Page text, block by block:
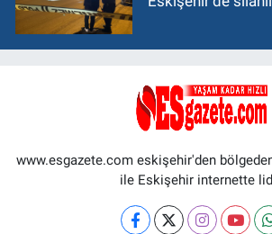
www.esgazete.com eskişehir'den
ile Eskişehir internette